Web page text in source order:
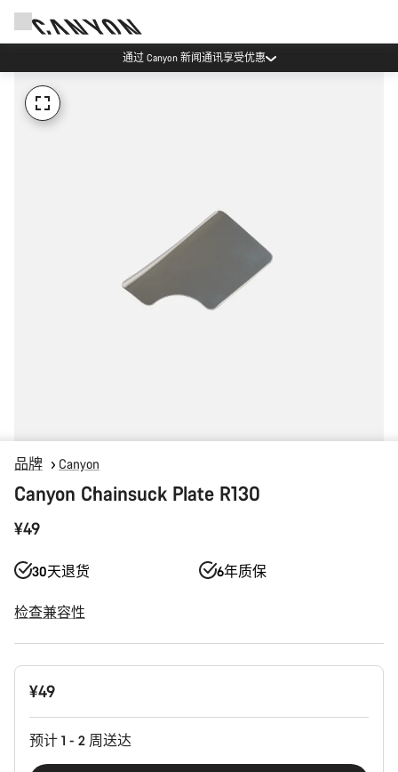
通过 Canyon 新闻通讯享受优惠
品牌 Canyon
Canyon Chainsuck Plate R130
¥49
30天退货 6年质保
检查兼容性
产
¥49
预计 1 - 2 周送达